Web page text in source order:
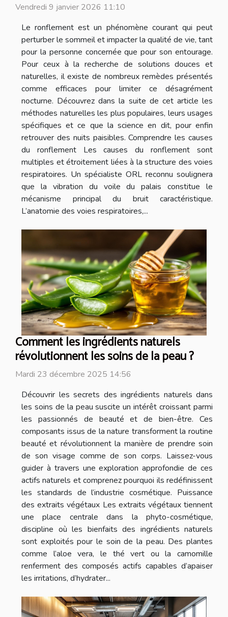
Vendredi 9 janvier 2026 11:10
Le ronflement est un phénomène courant qui peut
perturber le sommeil et impacter la qualité de vie, tant
pour la personne concernée que pour son entourage.
Pour ceux à la recherche de solutions douces et
naturelles, il existe de nombreux remèdes présentés
comme efficaces pour limiter ce désagrément
nocturne. Découvrez dans la suite de cet article les
méthodes naturelles les plus populaires, leurs usages
spécifiques et ce que la science en dit, pour enfin
retrouver des nuits paisibles. Comprendre les causes
du ronflement Les causes du ronflement sont
multiples et étroitement liées à la structure des voies
respiratoires. Un spécialiste ORL reconnu soulignera
que la vibration du voile du palais constitue le
mécanisme principal du bruit caractéristique.
L’anatomie des voies respiratoires,...
Comment les ingrédients naturels
révolutionnent les soins de la peau ?
Mardi 23 décembre 2025 14:56
Découvrir les secrets des ingrédients naturels dans
les soins de la peau suscite un intérêt croissant parmi
les passionnés de beauté et de bien-être. Ces
composants issus de la nature transforment la routine
beauté et révolutionnent la manière de prendre soin
de son visage comme de son corps. Laissez-vous
guider à travers une exploration approfondie de ces
actifs naturels et comprenez pourquoi ils redéfinissent
les standards de l’industrie cosmétique. Puissance
des extraits végétaux Les extraits végétaux tiennent
une place centrale dans la phyto-cosmétique,
discipline où les bienfaits des ingrédients naturels
sont exploités pour le soin de la peau. Des plantes
comme l’aloe vera, le thé vert ou la camomille
renferment des composés actifs capables d’apaiser
les irritations, d’hydrater...